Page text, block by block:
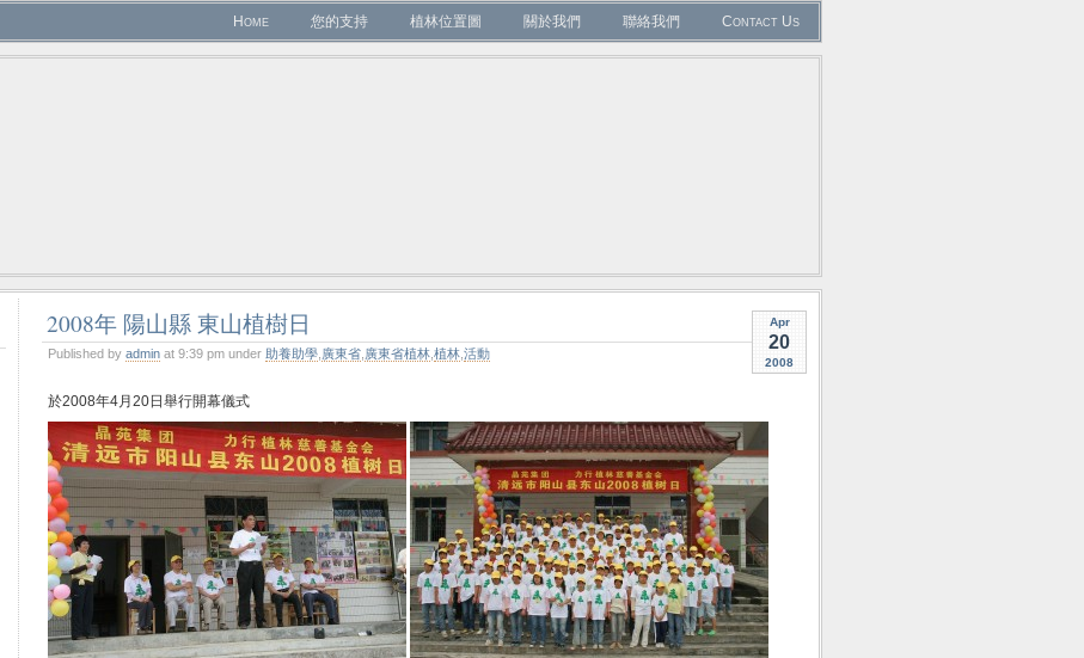
Home 您的支持 植林位置圖 關於我們 聯絡我們 Contact Us
Apr
20
2008
2008年 陽山縣 東山植樹日
Published by admin at 9:39 pm under 助養助學 廣東省 廣東省植林 植林 活動
於2008年4月20日舉行開幕儀式